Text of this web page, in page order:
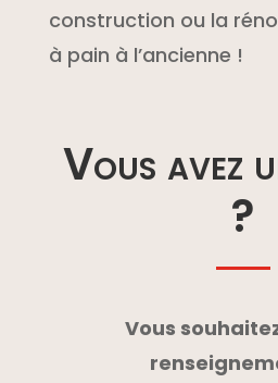
construction ou la
à pain à l’ancienne !
Vous avez
?
Vous